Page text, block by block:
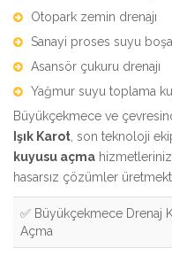
Otopark zemin drenajı
Sanayi proses suyu
Asansör çukuru drenajı
Yağmur suyu toplama
Büyükçekmece ve
Işık Karot , son teknoloji
kuyusu açma
hasarsız çözümler
✅ Büyükçekmece Drenaj
Açma